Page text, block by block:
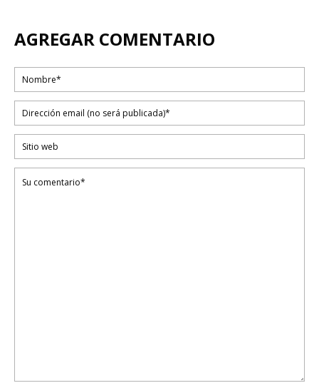
AGREGAR COMENTARIO